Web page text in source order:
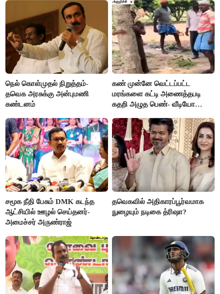
நெல் கொள்முதல் நிறுத்தம்-
தவெக அரசுக்கு அன்புமணி
கண்டனம்
கண் முன்னே வெட்டப்பட்ட
மரங்களை கட்டி அணைத்தபடி
கதறி அழுத பெண்- வீடியோ
சமூக நீதி பேசும் DMK கடந்த
ஆட்சியில் ஊழல் செய்தனர்-
அமைச்சர் அருண்ராஜ்
தவெகவில் அதிகாரப்பூர்வமாக
நுழையும் நடிகை த்ரிஷா?